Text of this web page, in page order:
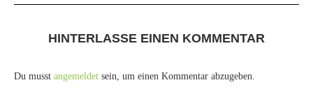
HINTERLASSE EINEN KOMMENTAR
Du musst angemeldet sein, um einen Kommentar abzugeben.